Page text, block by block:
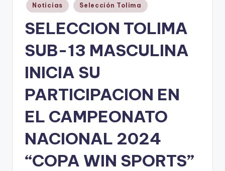
Publicado
en
Noticias Selección Tolima
SELECCION TOLIMA
SUB-13 MASCULINA
INICIA SU
PARTICIPACION EN
EL CAMPEONATO
NACIONAL 2024
“COPA WIN SPORTS”